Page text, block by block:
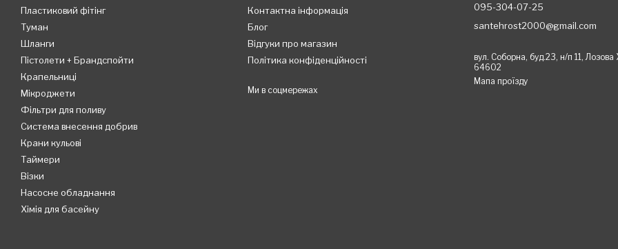
Пластиковий фітінг
Туман
Шланги
Пістолети + Брандспойти
Крапельниці
Мікроджети
Фільтри для поливу
Система внесення добрив
Крани кульові
Таймери
Візки
Насосне обладнання
Хімія для басейну
Контактна інформація
Блог
Відгуки про магазин
Політика конфіденційності
Ми в соцмережах
095-304-07-25
santehrost2000@gmail.com
вул. Соборна, буд.23, н/п 11, Лозова
64602
Мапа проїзду